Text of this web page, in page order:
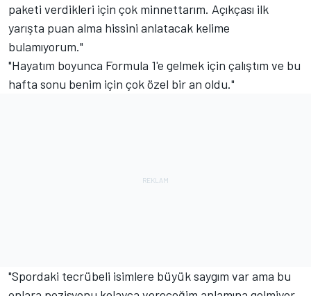
paketi verdikleri için çok minnettarım. Açıkçası ilk
yarışta puan alma hissini anlatacak kelime
bulamıyorum."
"Hayatım boyunca Formula 1'e gelmek için çalıştım ve bu
hafta sonu benim için çok özel bir an oldu."
"Spordaki tecrübeli isimlere büyük saygım var ama bu